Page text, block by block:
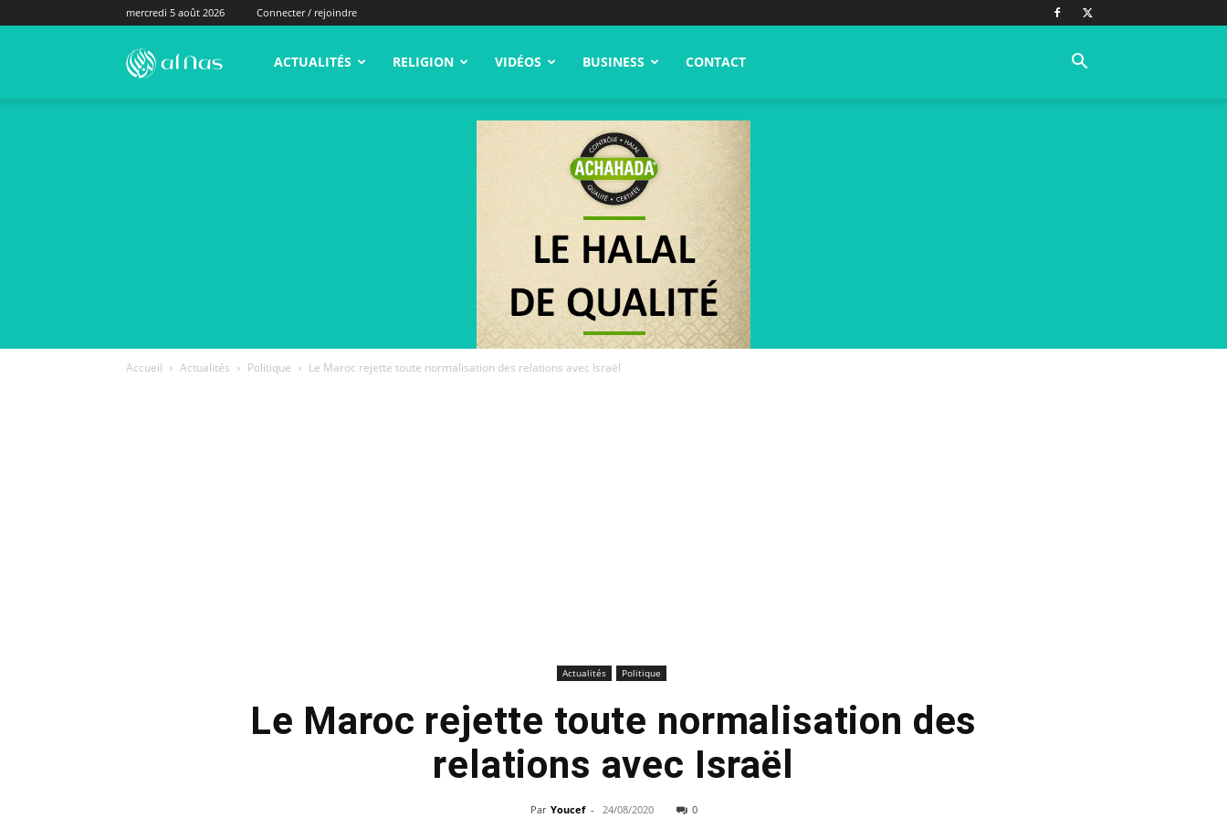
mercredi 5 août 2026 Connecter / rejoindre
alNas.fr ACTUALITÉS RELIGION VIDÉOS BUSINESS CONTACT
Accueil Actualités Politique Le Maroc rejette toute normalisation des relations avec Israël
Actualités Politique
Le Maroc rejette toute normalisation des
relations avec Israël
Par Youcef - 24/08/2020 0